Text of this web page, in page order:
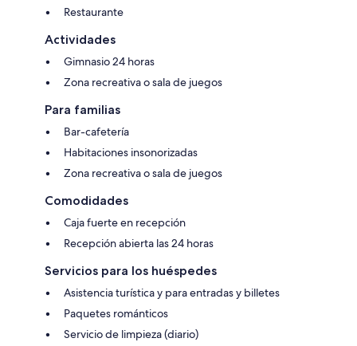
Restaurante
Actividades
Gimnasio 24 horas
Zona recreativa o sala de juegos
Para familias
Bar-cafetería
Habitaciones insonorizadas
Zona recreativa o sala de juegos
Comodidades
Caja fuerte en recepción
Recepción abierta las 24 horas
Servicios para los huéspedes
Asistencia turística y para entradas y billetes
Paquetes románticos
Servicio de limpieza (diario)